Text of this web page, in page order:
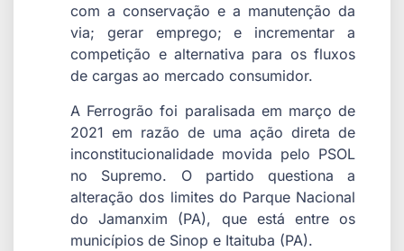
com a conservação e a manutenção da
via; gerar emprego; e incrementar a
competição e alternativa para os fluxos
de cargas ao mercado consumidor.
A Ferrogrão foi paralisada em março de
2021 em razão de uma ação direta de
inconstitucionalidade movida pelo PSOL
no Supremo. O partido questiona a
alteração dos limites do Parque Nacional
do Jamanxim (PA), que está entre os
municípios de Sinop e Itaituba (PA).